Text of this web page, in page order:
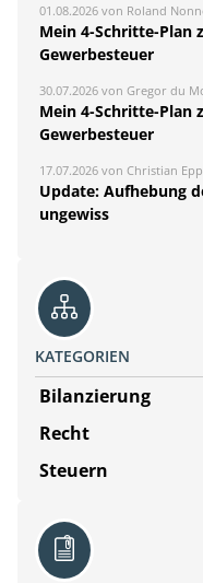
01.08.2026 von Roland
Mein 4-Schritte-Plan
Gewerbesteuer
30.07.2026 von Gregor du
Mein 4-Schritte-Plan
Gewerbesteuer
17.07.2026 von Christian
Update: Aufhebung
ungewiss
KATEGORIEN
Bilanzierung
Recht
Steuern